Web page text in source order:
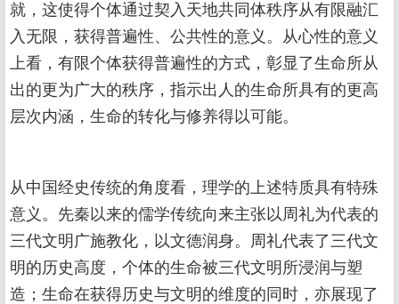
就，这使得个体通过契入天地共同体秩序从有限融汇
入无限，获得普遍性、公共性的意义。从心性的意义
上看，有限个体获得普遍性的方式，彰显了生命所从
出的更为广大的秩序，指示出人的生命所具有的更高
层次内涵，生命的转化与修养得以可能。
从中国经史传统的角度看，理学的上述特质具有特殊
意义。先秦以来的儒学传统向来主张以周礼为代表的
三代文明广施教化，以文德润身。周礼代表了三代文
明的历史高度，个体的生命被三代文明所浸润与塑
造；生命在获得历史与文明的维度的同时，亦展现了